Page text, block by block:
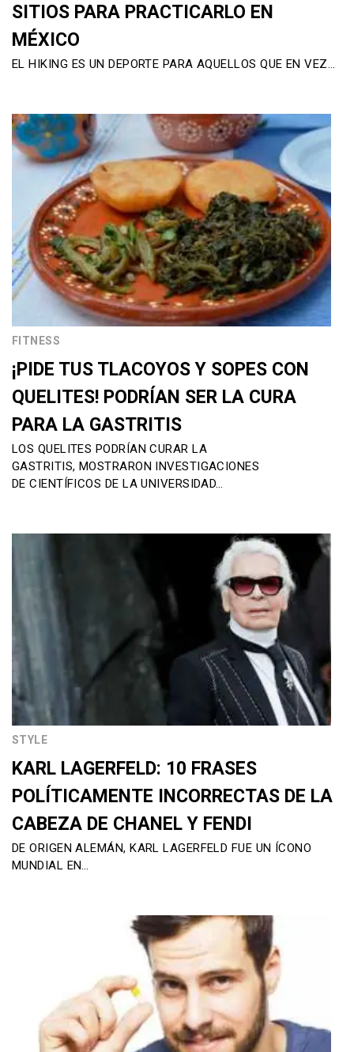
SITIOS PARA PRACTICARLO EN
MÉXICO
EL HIKING ES UN DEPORTE PARA AQUELLOS QUE EN VEZ…
FITNESS
¡PIDE TUS TLACOYOS Y SOPES CON
QUELITES! PODRÍAN SER LA CURA
PARA LA GASTRITIS
LOS QUELITES PODRÍAN CURAR LA
GASTRITIS, MOSTRARON INVESTIGACIONES
DE CIENTÍFICOS DE LA UNIVERSIDAD…
STYLE
KARL LAGERFELD: 10 FRASES
POLÍTICAMENTE INCORRECTAS DE LA
CABEZA DE CHANEL Y FENDI
DE ORIGEN ALEMÁN, KARL LAGERFELD FUE UN ÍCONO
MUNDIAL EN…